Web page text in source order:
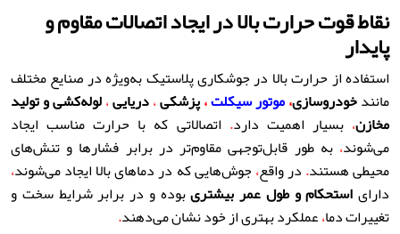
نقاط قوت حرارت بالا در ایجاد اتصالات مقاوم و
پایدار
استفاده از حرارت بالا در جوشکاری پلاستیک به‌ویژه در صنایع مختلف
مانندخودروسازی،موتور سیکلت،پزشکی،دریایی،لوله‌کشی و تولید
مخازن، بسیار اهمیت دارد. اتصالاتی که با حرارت مناسب ایجاد
می‌شوند، به طور قابل‌توجهی مقاوم‌تر در برابر فشارها و تنش‌های
محیطی هستند.در واقع،جوش‌هایی که در دماهای بالا ایجاد می‌شوند،
دارایاستحکام و طول عمر بیشتریبوده و در برابر شرایط سخت و
تغییرات دما،عملکرد بهتری از خود نشان می‌دهند.